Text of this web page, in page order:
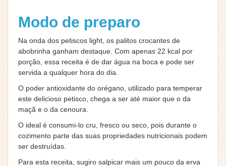
Modo de preparo
Na onda dos petiscos light, os palitos crocantes de
abobrinha ganham destaque. Com apenas 22 kcal por
porção, essa receita é de dar água na boca e pode ser
servida a qualquer hora do dia.
O poder antioxidante do orégano, utilizado para temperar
este delicioso petisco, chega a ser até maior que o da
maçã e o da cenoura.
O ideal é consumi-lo cru, fresco ou seco, pois durante o
cozimento parte das suas propriedades nutricionais podem
ser destruídas.
Para esta receita, sugiro salpicar mais um pouco da erva